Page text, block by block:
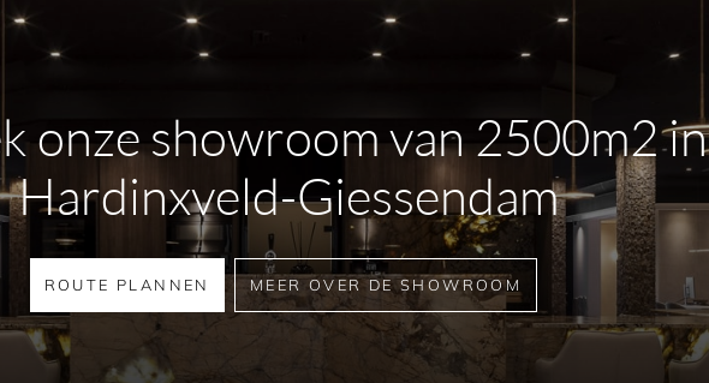
onze showroom van 2500m2 in
Hardinxveld-Giessendam
ROUTE PLANNEN MEER OVER DE SHOWROOM